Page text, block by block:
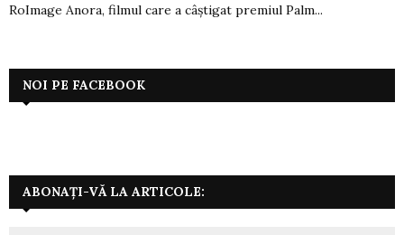
RoImage Anora, filmul care a câștigat premiul Palm...
NOI PE FACEBOOK
ABONAȚI-VĂ LA ARTICOLE: